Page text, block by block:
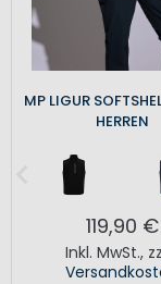
MP LIGUR
HERREN
119,90 €
Inkl. MwSt.,